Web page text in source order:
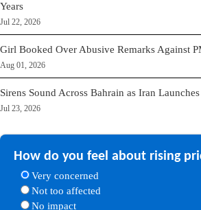
Years
Jul 22, 2026
Girl Booked Over Abusive Remarks Against
Aug 01, 2026
Sirens Sound Across Bahrain as Iran
Jul 23, 2026
How do you feel about rising
Very concerned
Not too affected
No impact